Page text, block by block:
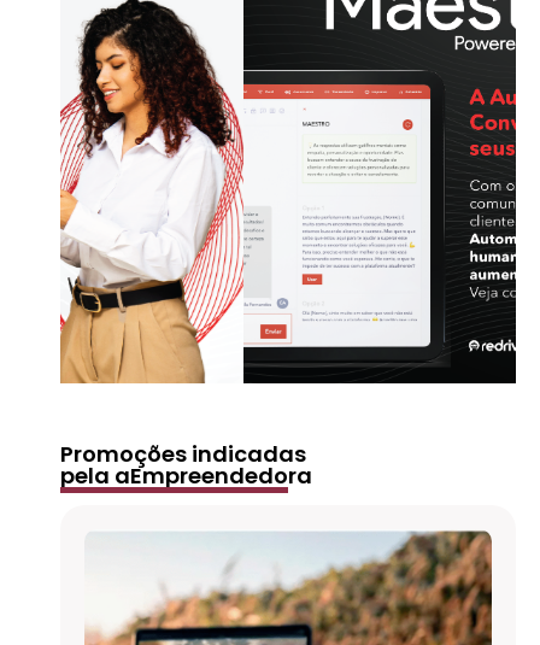
Promoções indicadas
pela aEmpreendedora